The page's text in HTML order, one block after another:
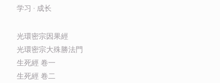
学习 · 成长
光環密宗因果經
光環密宗大殊勝法門
生死經 卷一
生死經 卷二